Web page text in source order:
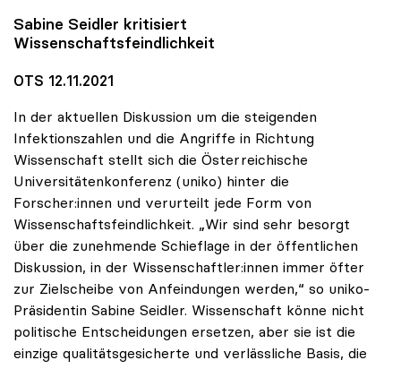
Sabine Seidler kritisiert
Wissenschaftsfeindlichkeit
OTS 12.11.2021
In der aktuellen Diskussion um die steigenden
Infektionszahlen und die Angriffe in Richtung
Wissenschaft stellt sich die Österreichische
Universitätenkonferenz (uniko) hinter die
Forscher:innen und verurteilt jede Form von
Wissenschaftsfeindlichkeit. „Wir sind sehr besorgt
über die zunehmende Schieflage in der öffentlichen
Diskussion, in der Wissenschaftler:innen immer öfter
zur Zielscheibe von Anfeindungen werden,“ so uniko-
Präsidentin Sabine Seidler. Wissenschaft könne nicht
politische Entscheidungen ersetzen, aber sie ist die
einzige qualitätsgesicherte und verlässliche Basis, die